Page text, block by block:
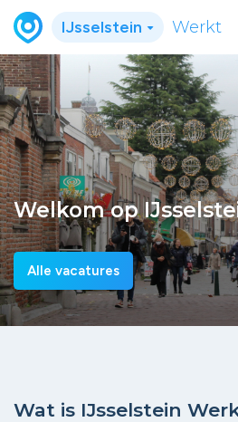
IJsselstein Werkt
Welkom op
Alle vacatures
Wat is IJsselstein